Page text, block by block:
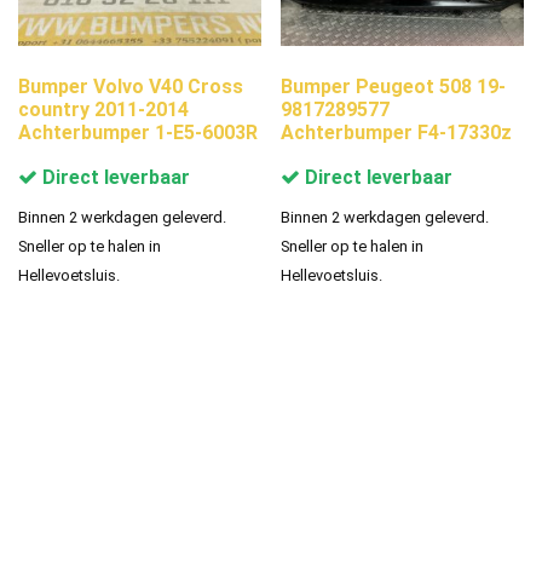
Bumper Volvo V40 Cross
country 2011-2014
Achterbumper 1-E5-6003R
Direct leverbaar
Binnen 2 werkdagen geleverd.
Sneller op te halen in
Hellevoetsluis.
Bumper Peugeot 508 19-
9817289577
Achterbumper F4-17330z
Direct leverbaar
Binnen 2 werkdagen geleverd.
Sneller op te halen in
Hellevoetsluis.